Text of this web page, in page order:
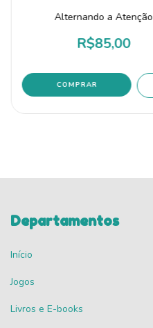
Alternando a Atenção
R$85,00
Departamentos
Início
Jogos
Livros e E-books